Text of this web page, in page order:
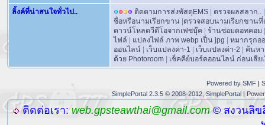
ลิ้งค์ที่น่าสนใจทั่วไป..
ติดตามการส่งพัสดุEMS | ตรวจผลสลาก..
|
ชื่อหรือนามเรียกขาน |ตรวจสอบนามเรียกขานที่
ดาวน์โหลดวีดีโอจากเฟซบุ๊ค | ร้านซ่อมดอทคอม |
ไฟล์ | แปลงไฟล์ ภาพ webp เป็น jpg | หมากรุกอ
ออนไลน์ | เว็บแปลงค่า-1 | เว็บแปลงค่า-2 | ค้นห
ด้วย Photoroom | เช็คคีย์บอร์ดออนไลน์ ก่อนเสีย
Powered by SMF |
SimplePortal 2.3.5 © 2008-2012, SimplePortal |
ติดต่อเรา: web.gpsteawthai@gmail.com © สงวนลิข